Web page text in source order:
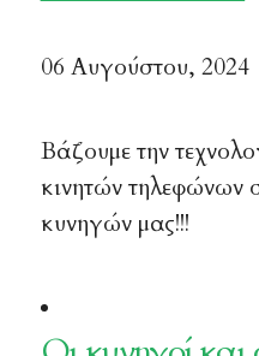
06 Αυγούστου, 2024
Βάζουμε την
κινητών τηλεφώνων
κυνηγών μας!!!